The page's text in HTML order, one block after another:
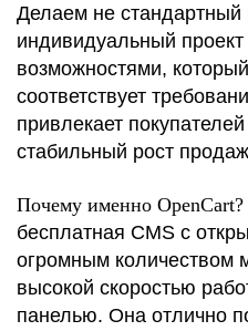
Делаем не
индивидуальный
возможностями,
соответствует
привлекает
стабильный рост
Почему именно OpenCart?
бесплатная CMS с
огромным количеством
высокой скоростью
панелью. Она отлично